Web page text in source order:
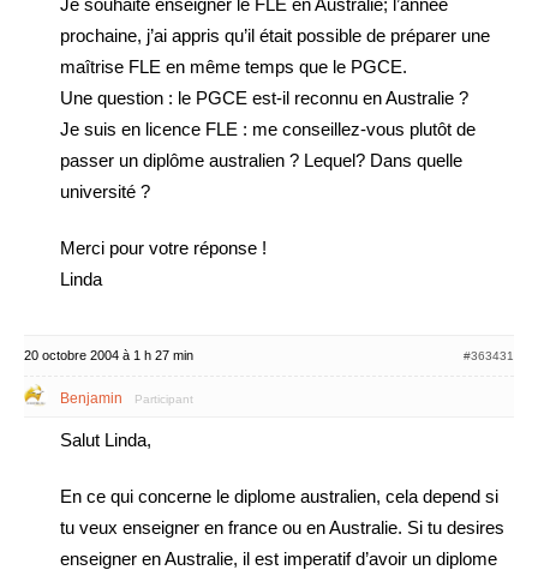
Je souhaite enseigner le FLE en Australie; l’année
prochaine, j’ai appris qu’il était possible de préparer une
maîtrise FLE en même temps que le PGCE.
Une question : le PGCE est-il reconnu en Australie ?
Je suis en licence FLE : me conseillez-vous plutôt de
passer un diplôme australien ? Lequel? Dans quelle
université ?
Merci pour votre réponse !
Linda
20 octobre 2004 à 1 h 27 min #363431
Benjamin Participant
Salut Linda,
En ce qui concerne le diplome australien, cela depend si
tu veux enseigner en france ou en Australie. Si tu desires
enseigner en Australie, il est imperatif d’avoir un diplome